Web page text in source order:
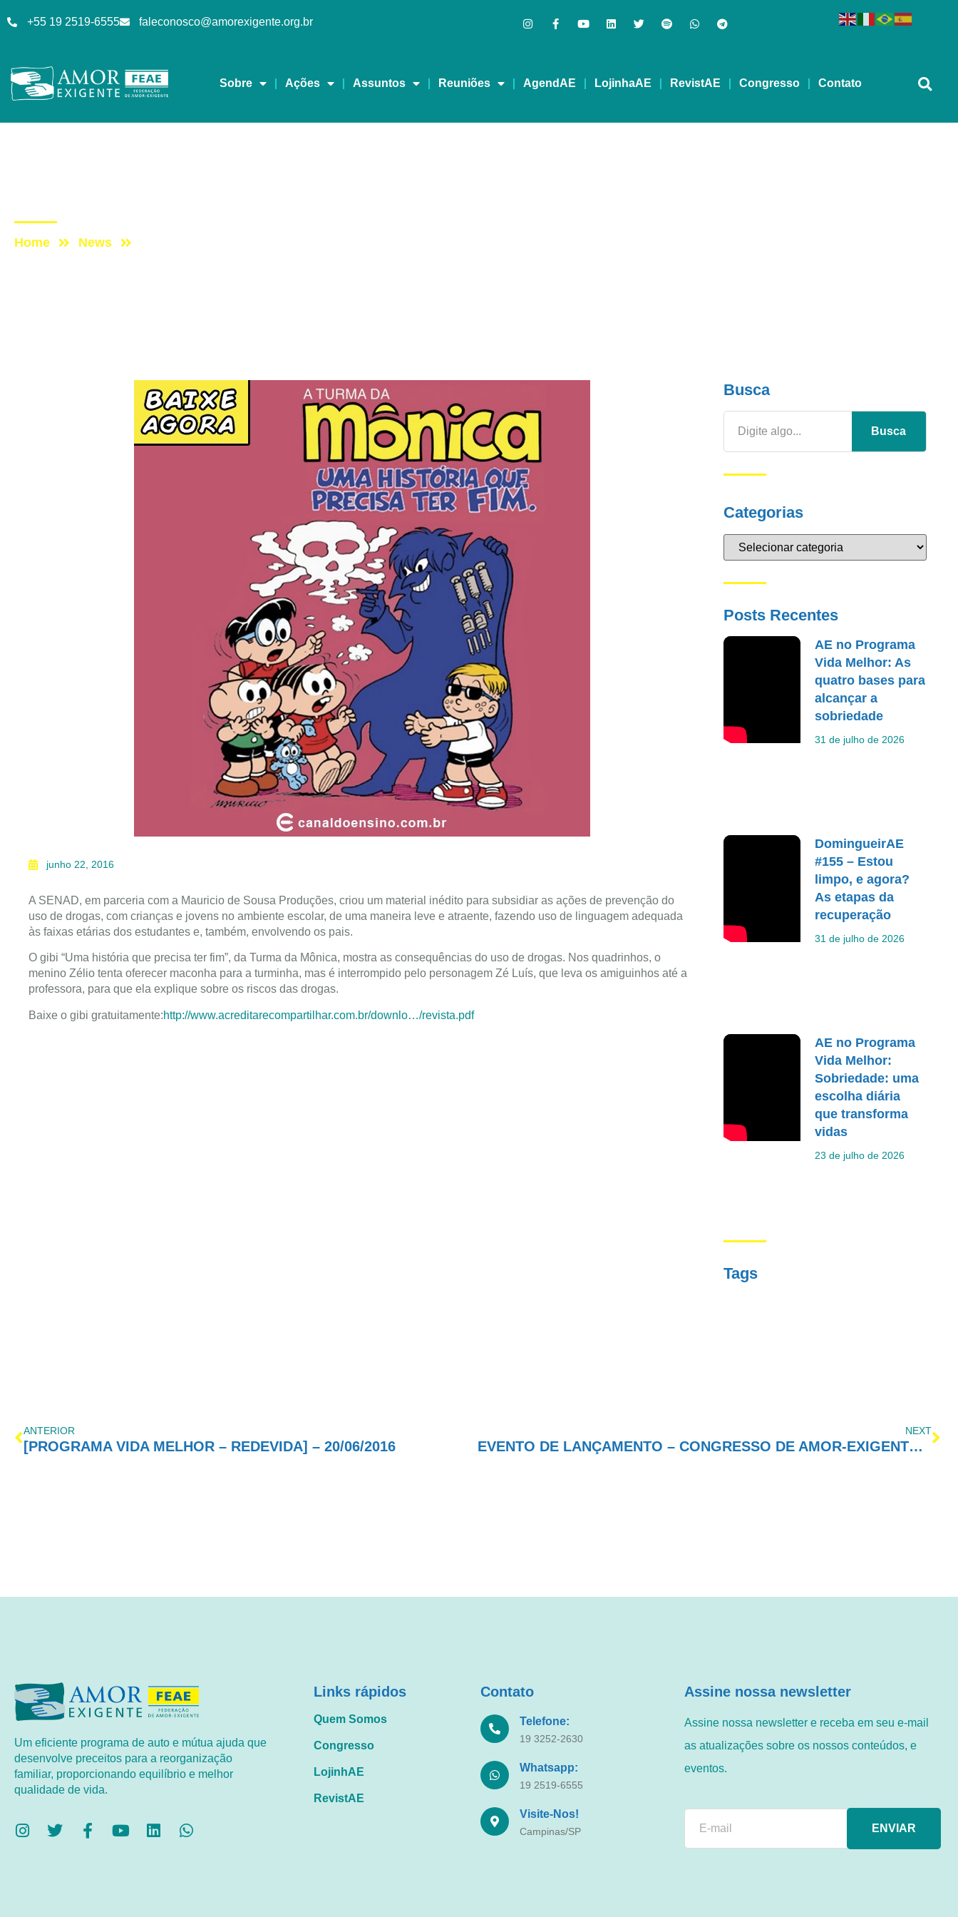
+55 19 2519-6555 faleconosco@amorexigente.org.br
Sobre Ações Assuntos Reuniões AgendAE LojinhaAE RevistAE Congresso Contato
Home News
junho 22, 2016
A SENAD, em parceria com a Mauricio de Sousa Produções, criou um material inédito para subsidiar as ações de prevenção do
uso de drogas, com crianças e jovens no ambiente escolar, de uma maneira leve e atraente, fazendo uso de linguagem adequada
às faixas etárias dos estudantes e, também, envolvendo os pais.
O gibi “Uma história que precisa ter fim”, da Turma da Mônica, mostra as consequências do uso de drogas. Nos quadrinhos, o
menino Zélio tenta oferecer maconha para a turminha, mas é interrompido pelo personagem Zé Luís, que leva os amiguinhos até a
professora, para que ela explique sobre os riscos das drogas.
Baixe o gibi gratuitamente:http://www.acreditarecompartilhar.com.br/downlo…/revista.pdf
Busca
Busca
Categorias
Posts Recentes
AE no Programa
Vida Melhor: As
quatro bases para
alcançar a
sobriedade
31 de julho de 2026
DomingueirAE
#155 – Estou
limpo, e agora?
As etapas da
recuperação
31 de julho de 2026
AE no Programa
Vida Melhor:
Sobriedade: uma
escolha diária
que transforma
vidas
23 de julho de 2026
Tags
ANTERIOR
[PROGRAMA VIDA MELHOR – REDEVIDA] – 20/06/2016
NEXT
EVENTO DE LANÇAMENTO – CONGRESSO DE AMOR-EXIGENTE – PALMAS-TO
Um eficiente programa de auto e mútua ajuda que
desenvolve preceitos para a reorganização
familiar, proporcionando equilíbrio e melhor
qualidade de vida.
Links rápidos
Quem Somos
Congresso
LojinhAE
RevistAE
Contato
Telefone:
19 3252-2630
Whatsapp:
19 2519-6555
Visite-Nos!
Campinas/SP
Assine nossa newsletter
Assine nossa newsletter e receba em seu e-mail
as atualizações sobre os nossos conteúdos, e
eventos.
ENVIAR